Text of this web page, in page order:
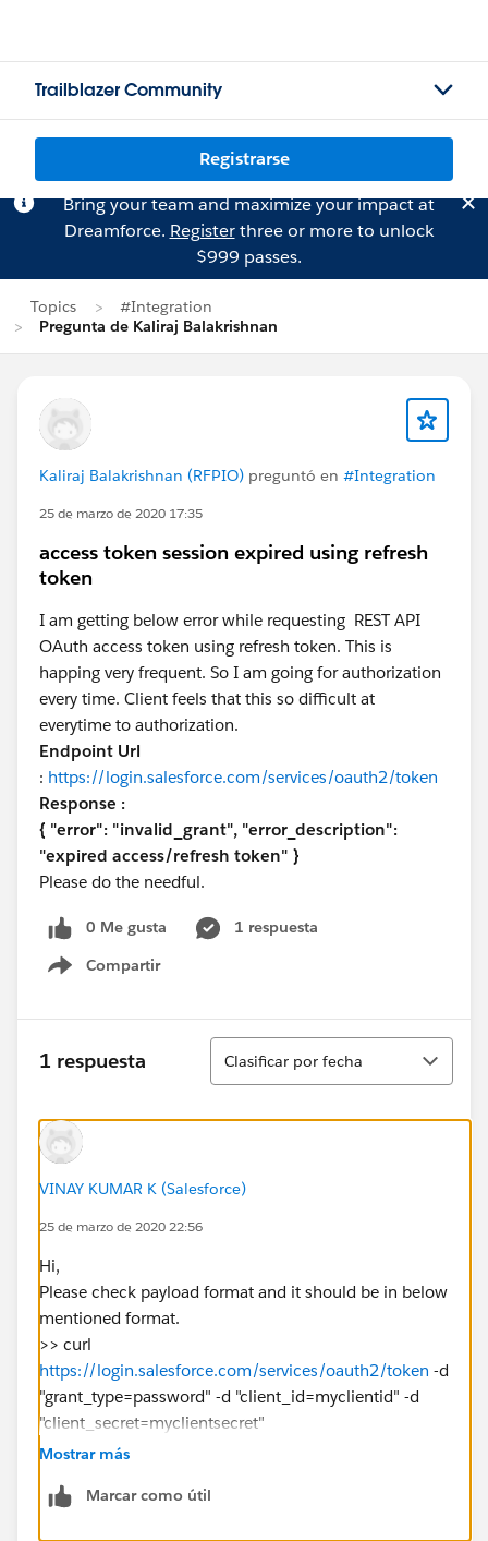
Trailblazer Community
Registrarse
Bring your team and maximize your impact at
Dreamforce. Registerthree or more to unlock
$999 passes.
Topics
#Integration
Pregunta de Kaliraj Balakrishnan
Kaliraj Balakrishnan (RFPIO) preguntó en #Integration
25 de marzo de 2020 17:35
access token session expired using refresh
token
I am getting below error while requesting REST API
OAuth access token using refresh token. This is
happing very frequent. So I am going for authorization
every time. Client feels that this so difficult at
everytime to authorization.
Endpoint Url
: https://login.salesforce.com/services/oauth2/token
Response :
{ "error": "invalid_grant", "error_description":
"expired access/refresh token" }
Please do the needful.
0 Me gusta
1 respuesta
Compartir
Show menu
1 respuesta
Ordenar
Clasificar por fecha
VINAY KUMAR K (Salesforce)
25 de marzo de 2020 22:56
Hi,
Please check payload format and it should be in below
mentioned format.
>> curl
https://login.salesforce.com/services/oauth2/token -d
"grant_type=password" -d "client_id=myclientid" -d
"client_secret=myclientsecret"
-d "username=
Mostrar más
Marcar como útil